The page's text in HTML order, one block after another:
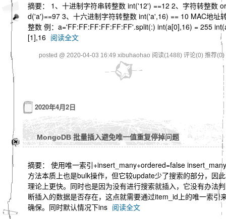
摘要： 1、十进制字符串转整数 int('12') ==12 2、字符转整数 or
d('a')==97 3、十六进制字符转整数 int('a',16) == 10 MAC地址
整数 例：a='FF:FF:FF:FF:FF:FF'.split(:) int(a[0],16) = 255
[1],16 阅读全文
posted @ 2020-04-03 16:49 xibuhaohao 阅读(1488) 评论(0) 推荐(0)
2020年4月2日
MongoDB 批量插入避免唯一值重复停掉问题
摘要： 使用唯一索引+insert_many+ordered=false insert_many
方法本质上也是bulk操作，但它较update少了搜索的部分，因此
理论上更快。同时也是因为没有进行搜索就插入，它没有办法判
断插入的数据是否存在，这点就需要通过item_id上的唯一索引
确保。同时默认情况下ins 阅读全文